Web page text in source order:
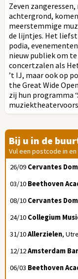
Zeven
achtergrond,
meerstemmige
de lijntjes. Het
podia,
nieuw publiek om
concertzalen als
’t IJ, maar ook op
the Great Wide
zij hun programma
Bij u in de
Vul een postcode in
26/09 Cervantes
03/10 Beethoven
08/10 Cervantes
24/10 Collegium
31/10Allerzielen,
12/12Amsterdam
06/03 Beethoven